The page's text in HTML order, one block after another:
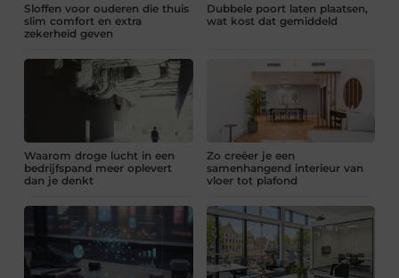
Sloffen voor ouderen die thuis
slim comfort en extra
zekerheid geven
Dubbele poort laten plaatsen,
wat kost dat gemiddeld
Waarom droge lucht in een
bedrijfspand meer oplevert
dan je denkt
Zo creëer je een
samenhangend interieur van
vloer tot plafond